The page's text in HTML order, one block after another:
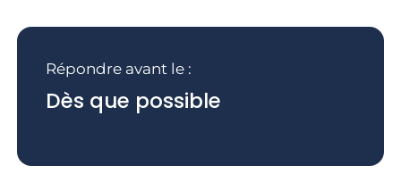
Répondre avant le :
Dès que possible